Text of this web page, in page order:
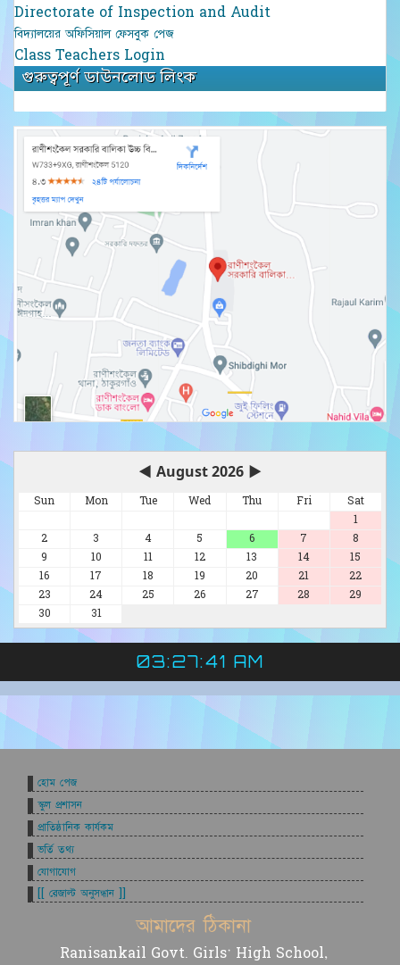
Directorate of Inspection and Audit
বিদ্যালয়ের অফিসিয়াল ফেসবুক পেজ
Class Teachers Login
গুরুত্বপূর্ণ ডাউনলোড লিংক
◀ August 2026 ▶
Sun Mon Tue Wed Thu Fri
Sat
1
2
3 4 5 6 7
8
9
10 11 12 13 14
15
16
17 18 19 20 21
22
23
24 25 26 27 28
29
30
31
03:27:41 AM
আমাদের ঠিকানা
Ranisankail Govt. Girls' High School,
হোম পেজ
স্কুল প্রশাসন
প্রাতিষ্ঠানিক কার্যকম
ভর্তি তথ্য
যোগাযোগ
[[ রেজাল্ট অনুসন্ধান ]]